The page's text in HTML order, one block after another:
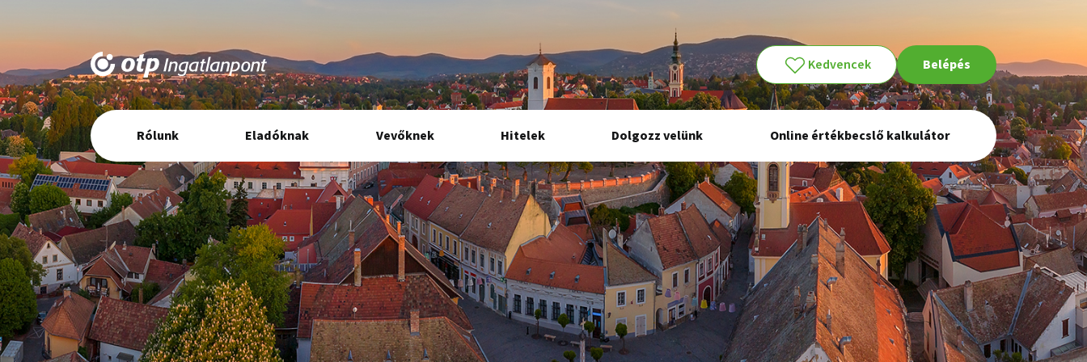
Kedvencek Belépés
Elsődleges
navigáció
Rólunk Eladóknak Vevőknek Hitelek Dolgozz velünk Online értékbecslő kalkulátor